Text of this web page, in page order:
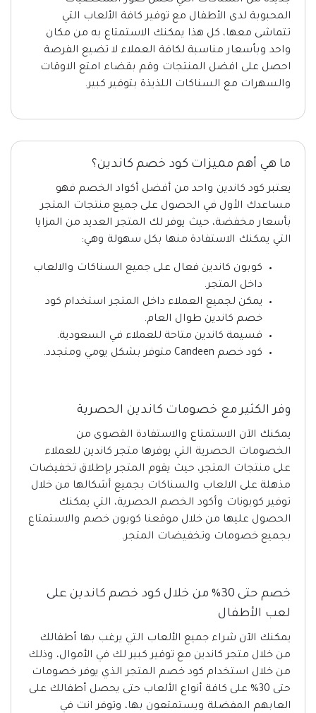
المحبوبة لدى الأطفال مع توفير كافة الألعاب التي
تتماشى معها، كل هذا يمكنك الاستمتاع به من مكان
واحد وبأسعار مناسبة لكافة العملاء لا تضيع الفرصة
احصل على افضل المنتجات وقم بقضاء امتع الاوقات
والسهرات مع السناكات اللذيذة بتوفير كبير.
ما هي أهم مميزات كود خصم كاندين؟
يعتبر كود كاندين واحد من أفضل أكواد الخصم فهو
مساعدك الأول في الحصول على جميع منتجات المتجر
بأسعار مخفضة، حيث يوفر لك المتجر العديد من المزايا
التي يمكنك الاستفادة منها بكل سهولة وهي:
كوبون كاندين فعال على جميع السناكات والالعاب
داخل المتجر.
يمكن لجميع العملاء داخل المتجر استخدام كود
خصم كاندين طوال العام.
قسيمة كاندين متاحة للعملاء في السعودية.
كود خصم Candeen متوفر بشكل يومي ومتجدد.
وفر الكثير مع خصومات كاندين الحصرية
يمكنك الآن الاستمتاع والاستفادة القصوى من
الخصومات الحصرية التي يوفرها متجر كاندين للعملاء
على منتجات المتجر، حيث يقوم المتجر بإطلاق تخفيضات
مذهلة على الالعاب والسناكات بجميع أشكالها من خلال
توفير كوبونات وأكود الخصم الحصرية، التي يمكنك
الحصول عليها من خلال موقعنا كوبون خصم والاستمتاع
بجميع خصومات وتخفيضات المتجر.
خصم حتى 30% من خلال كود خصم كاندين على
لعب الأطفال
يمكنك الآن شراء جميع الألعاب التي يرغب بها أطفالك
من خلال متجر كاندين مع توفير كبير لك في الأموال، وذلك
من خلال استخدام كود خصم المتجر الذي يوفر خصومات
حتى 30% على كافة أنواع الألعاب حتى يحصل أطفالك على
العابهم المفضلة ويستمتعون بها، وتوفر انت في